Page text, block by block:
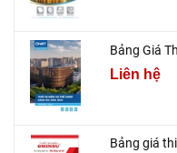
Bảng Giá
Liên hệ
Bảng giá